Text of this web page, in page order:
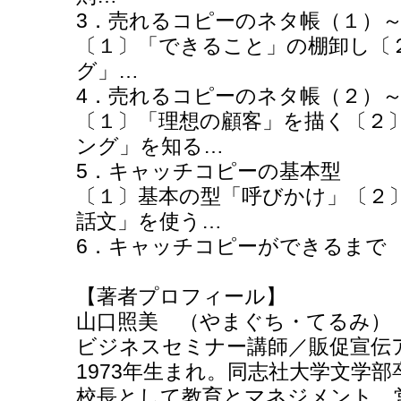
3．売れるコピーのネタ帳（１）
〔１〕「できること」の棚卸し
グ」…
4．売れるコピーのネタ帳（２）
〔１〕「理想の顧客」を描く〔
ング」を知る…
5．キャッチコピーの基本型
〔１〕基本の型「呼びかけ」〔
話文」を使う…
6．キャッチコピーができるまで
【著者プロフィール】
山口照美 （やまぐち・てる
ビジネスセミナー講師／販促宣伝
1973年生まれ。同志社大学文学
校長として教育とマネジメント、